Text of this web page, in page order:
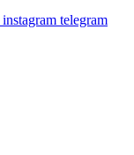
instagram telegram